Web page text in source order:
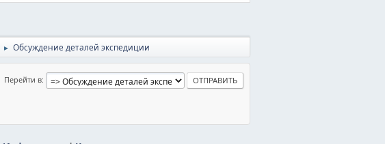
► Обсуждение деталей экспедиции
Перейти в